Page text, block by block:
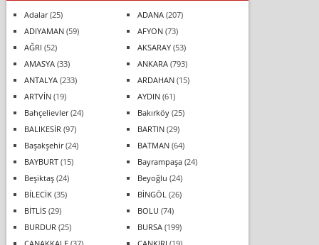
Adalar(25) ADANA(207)
ADIYAMAN(59) AFYON(73)
AĞRI (52) AKSARAY(53)
AMASYA(33) ANKARA(793)
ANTALYA(233) ARDAHAN(15)
ARTVİN(19) AYDIN(61)
Bahçelievler(24) Bakırköy(25)
BALIKESİR (97) BARTIN(29)
Başakşehir(24) BATMAN(64)
BAYBURT(15) Bayrampaşa(24)
Beşiktaş(24) Beyoğlu (24)
BİLECİK(35) BİNGÖL (26)
BİTLİS(29) BOLU (74)
BURDUR (25) BURSA(199)